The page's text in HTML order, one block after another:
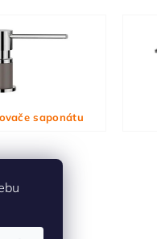
saponátu